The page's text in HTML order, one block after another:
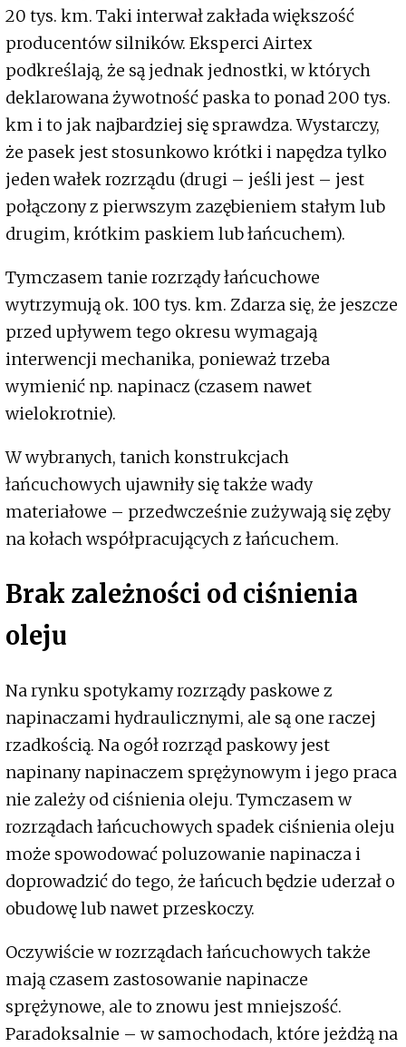
20 tys. km. Taki interwał zakłada większość
producentów silników. Eksperci Airtex
podkreślają, że są jednak jednostki, w których
deklarowana żywotność paska to ponad 200 tys.
km i to jak najbardziej się sprawdza. Wystarczy,
że pasek jest stosunkowo krótki i napędza tylko
jeden wałek rozrządu (drugi – jeśli jest – jest
połączony z pierwszym zazębieniem stałym lub
drugim, krótkim paskiem lub łańcuchem).
Tymczasem tanie rozrządy łańcuchowe
wytrzymują ok. 100 tys. km. Zdarza się, że jeszcze
przed upływem tego okresu wymagają
interwencji mechanika, ponieważ trzeba
wymienić np. napinacz (czasem nawet
wielokrotnie).
W wybranych, tanich konstrukcjach
łańcuchowych ujawniły się także wady
materiałowe – przedwcześnie zużywają się zęby
na kołach współpracujących z łańcuchem.
Brak zależności od ciśnienia
oleju
Na rynku spotykamy rozrządy paskowe z
napinaczami hydraulicznymi, ale są one raczej
rzadkością. Na ogół rozrząd paskowy jest
napinany napinaczem sprężynowym i jego praca
nie zależy od ciśnienia oleju. Tymczasem w
rozrządach łańcuchowych spadek ciśnienia oleju
może spowodować poluzowanie napinacza i
doprowadzić do tego, że łańcuch będzie uderzał o
obudowę lub nawet przeskoczy.
Oczywiście w rozrządach łańcuchowych także
mają czasem zastosowanie napinacze
sprężynowe, ale to znowu jest mniejszość.
Paradoksalnie – w samochodach, które jeżdżą na